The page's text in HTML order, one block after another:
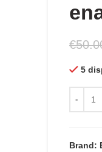
€
5
Brand: